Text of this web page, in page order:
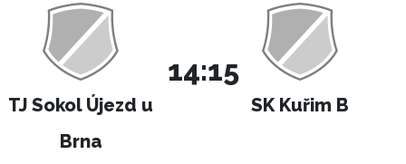
TJ Sokol Újezd u
Brna
14:15
SK Kuřim B